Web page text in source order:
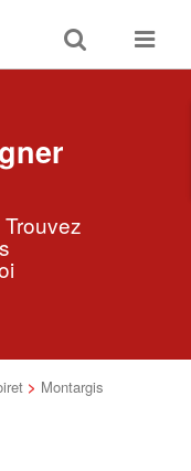
Toggle
search
Toggle
> Montargis